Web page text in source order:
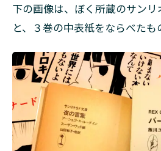
下の画像は、ぼく所蔵のサン
と、３巻の中表紙をならべたも